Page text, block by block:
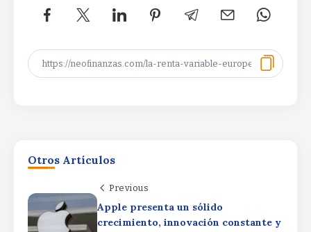
Otros Artículos
Previous
Apple presenta un sólido
crecimiento, innovación constante y
La gran estrella del Nasdaq que avanza
un 2.700% en un año…y que puede
Nasdaq que avanza un 2.700% en un
año…y que puede seguir subiendoLa
gran estrella del Nasdaq que avanza un
Efectos en la cartera del rally de la IA,